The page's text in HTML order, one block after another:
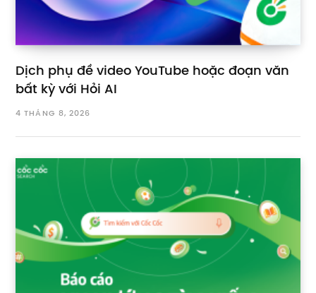
Dịch phụ đề video YouTube hoặc đoạn văn
bất kỳ với Hỏi AI
4 THÁNG 8, 2026